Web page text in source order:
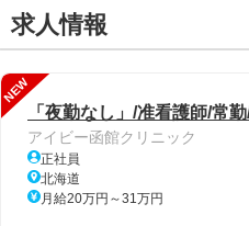
求人情報
NEW
「夜勤なし」/准看護師/常
アイビー函館クリニック
正社員
北海道
月給20万円～31万円